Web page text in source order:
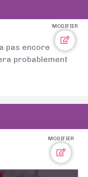
MODIFIER
pas encore
probablement
MODIFIER